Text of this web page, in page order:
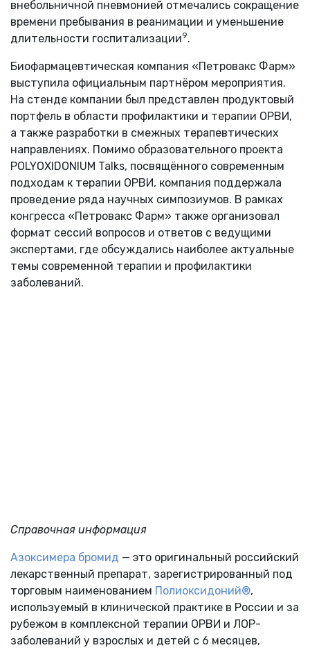
внебольничной пневмонией отмечались сокращение
времени пребывания в реанимации и уменьшение
длительности госпитализации9.
Биофармацевтическая компания «Петровакс Фарм»
выступила официальным партнёром мероприятия.
На стенде компании был представлен продуктовый
портфель в области профилактики и терапии ОРВИ,
а также разработки в смежных терапевтических
направлениях. Помимо образовательного проекта
POLYOXIDONIUM Talks, посвящённого современным
подходам к терапии ОРВИ, компания поддержала
проведение ряда научных симпозиумов. В рамках
конгресса «Петровакс Фарм» также организовал
формат сессий вопросов и ответов с ведущими
экспертами, где обсуждались наиболее актуальные
темы современной терапии и профилактики
заболеваний.
Справочная информация
Азоксимера бромид — это оригинальный российский
лекарственный препарат, зарегистрированный под
торговым наименованием Полиоксидоний®,
используемый в клинической практике в России и за
рубежом в комплексной терапии ОРВИ и ЛОР-
заболеваний у взрослых и детей с 6 месяцев,